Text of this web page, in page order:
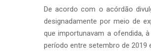
De acordo com o acórdão
designadamente por meio de
que importunavam a ofendida,
período entre setembro de 2019